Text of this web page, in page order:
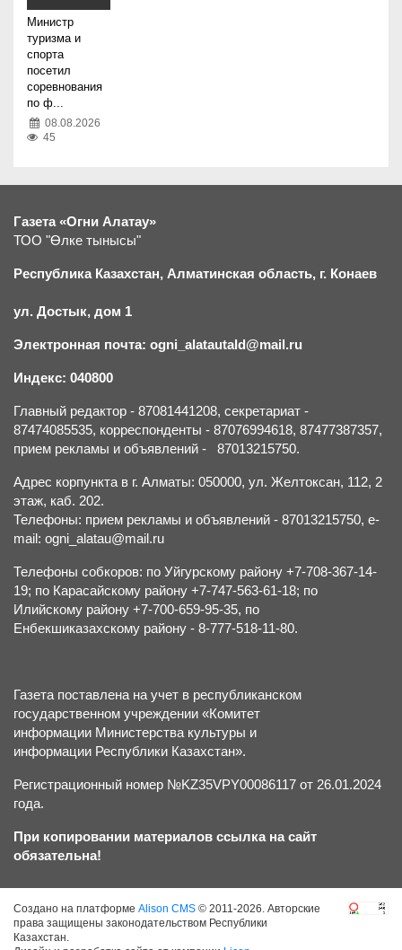
Министр
туризма и
спорта
посетил
соревнования
по ф...
08.08.2026
45
Газета «Огни Алатау»
ТОО "Өлке тынысы"
Республика Казахстан, Алматинская область, г. Конаев
ул. Достык, дом 1
Электронная почта: ogni_alatautald@mail.ru
Индекс: 040800
Главный редактор - 87081441208, секретариат -
87474085535, корреспонденты - 87076994618, 87477387357,
прием рекламы и объявлений - 87013215750.
Адрес корпункта в г. Алматы: 050000, ул. Желтоксан, 112, 2
этаж, каб. 202.
Телефоны: прием рекламы и объявлений - 87013215750, e-
mail: ogni_alatau@mail.ru
Телефоны собкоров: по Уйгурскому району +7-708-367-14-
19; по Карасайскому району +7-747-563-61-18; по
Илийскому району +7-700-659-95-35, по
Енбекшиказахскому району - 8-777-518-11-80.
Газета поставлена на учет в республиканском
государственном учреждении «Комитет
информации Министерства культуры и
информации Республики Казахстан».
Регистрационный номер №KZ35VPY00086117 от 26.01.2024
года.
При копировании материалов ссылка на сайт
обязательна!
Создано на платформе Alison CMS © 2011-2026. Авторские
права защищены законодательством Республики
Казахстан.